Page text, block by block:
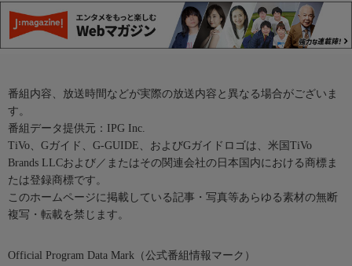
番組内容、放送時間などが実際の放送内容と異なる場合がございま
す。
番組データ提供元：IPG Inc.
TiVo、Gガイド、G-GUIDE、およびGガイドロゴは、米国TiVo
Brands LLCおよび／またはその関連会社の日本国内における商標ま
たは登録商標です。
このホームページに掲載している記事・写真等あらゆる素材の無断
複写・転載を禁じます。
Official Program Data Mark（公式番組情報マーク）